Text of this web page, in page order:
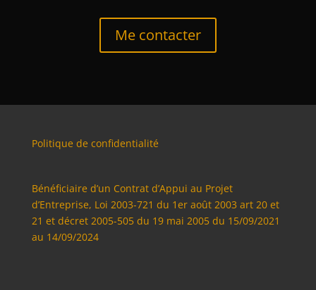
Me contacter
Politique de confidentialité
Bénéficiaire d’un Contrat d’Appui au Projet
d’Entreprise, Loi 2003-721 du 1er août 2003 art 20 et
21 et décret 2005-505 du 19 mai 2005 du 15/09/2021
au 14/09/2024